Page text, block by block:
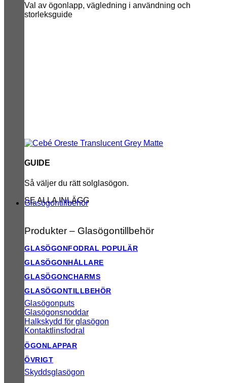
Val av ögonlapp, vägledning i användning och
storleksguide
GUIDE
Så väljer du rätt solglasögon.
SE ALLA INLÄGG
Glasögontillbehör
Produkter – Glasögontillbehör
GLASÖGONFODRAL
GLASÖGONHÅLLARE
GLASÖGONCHARMS
GLASÖGONTILLBEHÖR
Glasögonputs
Glasögonsnoddar
Halkskydd för glasögon
Kontaktlinsfodral
ÖGONLAPPAR
ÖVRIGT
Skyddsglasögon